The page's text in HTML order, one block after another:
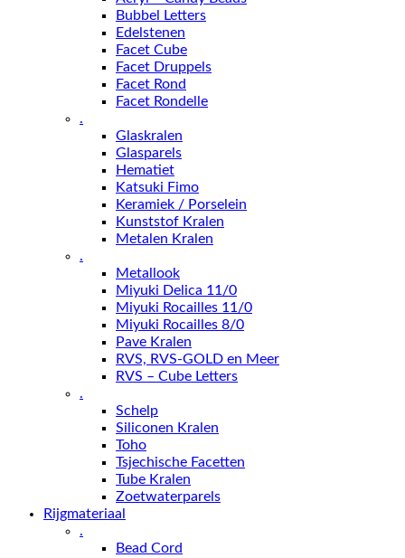
Bubbel Letters
Edelstenen
Facet Cube
Facet Druppels
Facet Rond
Facet Rondelle
.
Glaskralen
Glasparels
Hematiet
Katsuki Fimo
Keramiek / Porselein
Kunststof Kralen
Metalen Kralen
.
Metallook
Miyuki Delica 11/0
Miyuki Rocailles 11/0
Miyuki Rocailles 8/0
Pave Kralen
RVS, RVS-GOLD en Meer
RVS – Cube Letters
.
Schelp
Siliconen Kralen
Toho
Tsjechische Facetten
Tube Kralen
Zoetwaterparels
Rijgmateriaal
.
Bead Cord